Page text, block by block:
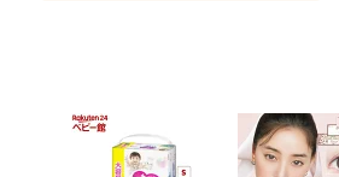
4つの楽しみから理解するブラジル人の